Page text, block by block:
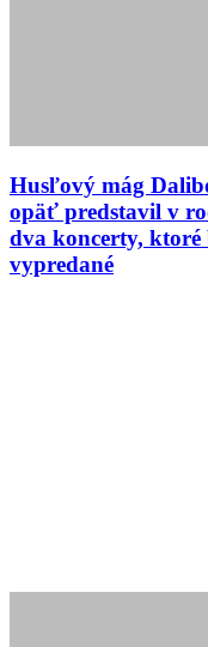
Husľový mág
opäť predstavil v
dva koncerty, ktoré
vypredané